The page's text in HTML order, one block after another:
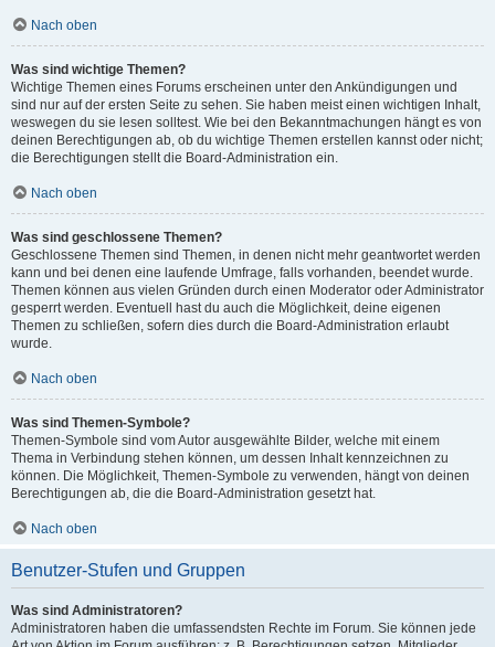
Nach oben
Was sind wichtige Themen?
Wichtige Themen eines Forums erscheinen unter den Ankündigungen und
sind nur auf der ersten Seite zu sehen. Sie haben meist einen wichtigen Inhalt,
weswegen du sie lesen solltest. Wie bei den Bekanntmachungen hängt es von
deinen Berechtigungen ab, ob du wichtige Themen erstellen kannst oder nicht;
die Berechtigungen stellt die Board-Administration ein.
Nach oben
Was sind geschlossene Themen?
Geschlossene Themen sind Themen, in denen nicht mehr geantwortet werden
kann und bei denen eine laufende Umfrage, falls vorhanden, beendet wurde.
Themen können aus vielen Gründen durch einen Moderator oder Administrator
gesperrt werden. Eventuell hast du auch die Möglichkeit, deine eigenen
Themen zu schließen, sofern dies durch die Board-Administration erlaubt
wurde.
Nach oben
Was sind Themen-Symbole?
Themen-Symbole sind vom Autor ausgewählte Bilder, welche mit einem
Thema in Verbindung stehen können, um dessen Inhalt kennzeichnen zu
können. Die Möglichkeit, Themen-Symbole zu verwenden, hängt von deinen
Berechtigungen ab, die die Board-Administration gesetzt hat.
Nach oben
Benutzer-Stufen und Gruppen
Was sind Administratoren?
Administratoren haben die umfassendsten Rechte im Forum. Sie können jede